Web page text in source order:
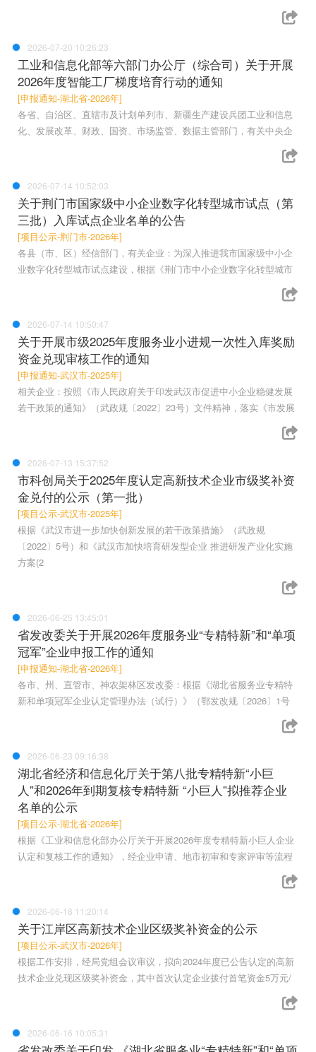
2026-07-20 10:26:23
工业和信息化部等六部门办公厅（综合司）关于开展
2026年度智能工厂梯度培育行动的通知
[申报通知-湖北省-2026年]
各省、自治区、直辖市及计划单列市、新疆生产建设兵团工业和信息
化、发展改革、财政、国资、市场监管、数据主管部门，有关中央企
2026-07-14 10:52:03
关于荆门市国家级中小企业数字化转型城市试点（第
三批）入库试点企业名单的公告
[项目公示-荆门市-2026年]
各县（市、区）经信部门，有关企业：为深入推进我市国家级中小企
业数字化转型城市试点建设，根据《荆门市中小企业数字化转型城市
2026-07-14 10:50:47
关于开展市级2025年度服务业小进规一次性入库奖励
资金兑现审核工作的通知
[申报通知-武汉市-2025年]
相关企业：按照《市人民政府关于印发武汉市促进中小企业稳健发展
若干政策的通知》（武政规〔2022〕23号）文件精神，落实《市发展
2026-07-13 15:37:52
市科创局关于2025年度认定高新技术企业市级奖补资
金兑付的公示（第一批）
[项目公示-武汉市-2025年]
根据《武汉市进一步加快创新发展的若干政策措施》（武政规
〔2022〕5号）和《武汉市加快培育研发型企业 推进研发产业化实施
方案(2
2026-06-25 13:45:01
省发改委关于开展2026年度服务业“专精特新”和“单项
冠军”企业申报工作的通知
[申报通知-湖北省-2026年]
各市、州、直管市、神农架林区发改委：根据《湖北省服务业专精特
新和单项冠军企业认定管理办法（试行）》（鄂发改规〔2026〕1号
2026-06-23 09:16:38
湖北省经济和信息化厅关于第八批专精特新“小巨
人”和2026年到期复核专精特新 “小巨人”拟推荐企业
名单的公示
[项目公示-湖北省-2026年]
根据《工业和信息化部办公厅关于开展2026年度专精特新小巨人企业
认定和复核工作的通知》，经企业申请、地市初审和专家评审等流程
2026-06-18 11:20:14
关于江岸区高新技术企业区级奖补资金的公示
[项目公示-武汉市-2026年]
根据工作安排，经局党组会议审议，拟向2024年度已公告认定的高新
技术企业兑现区级奖补资金，其中首次认定企业拨付首笔资金5万元/
2026-06-16 10:05:31